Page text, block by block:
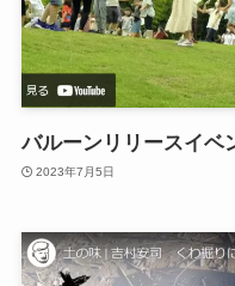
バルーンリリースイベ
2023年7月5日